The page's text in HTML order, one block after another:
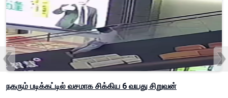
நகரும் படிக்கட்டில் வசமாக சிக்கிய 6 வயது சிறுவன்